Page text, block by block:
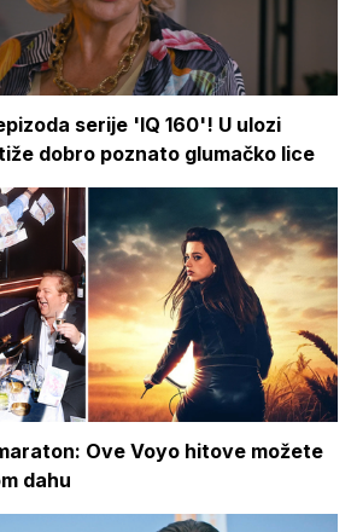
serije 'IQ 160'! U ulozi
dobro poznato glumačko lice
Ove Voyo hitove možete
dahu